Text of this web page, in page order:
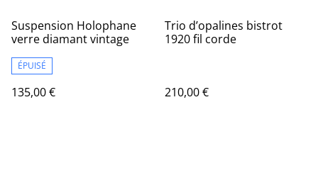
Suspension Holophane
verre diamant vintage
ÉPUISÉ
135,00 €
Trio d’opalines bistrot
1920 fil corde
210,00 €